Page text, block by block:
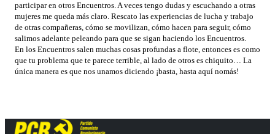
participar en otros Encuentros. A veces tengo dudas y escuchando a otras
mujeres me queda más claro. Rescato las experiencias de lucha y trabajo
de otras compañeras, cómo se movilizan, cómo hacen para seguir, cómo
salimos adelante peleando para que se sigan haciendo los Encuentros.
En los Encuentros salen muchas cosas profundas a flote, entonces es como
que tu problema que te parece terrible, al lado de otros es chiquito… La
única manera es que nos unamos diciendo ¡basta, hasta aquí nomás!